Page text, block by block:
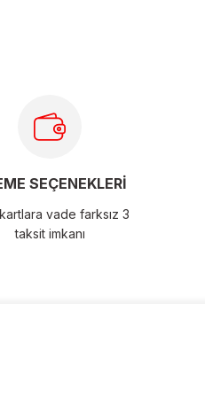
SEÇENEKLERİ
vade farksız 3
taksit imkanı